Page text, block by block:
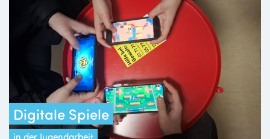
Digitale Spiele
in der Jugendarbeit